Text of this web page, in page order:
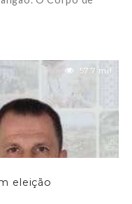
57.7 mil
eleição